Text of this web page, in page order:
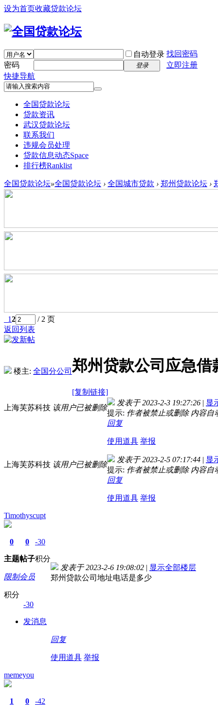
设为首页收藏贷款论坛
自动登录 找回密码
密码
登录
立即注册
快捷导航
全国贷款论坛
贷款资讯
武汉贷款论坛
联系我们
违规会员处理
贷款信息动态Space
排行榜Ranklist
全国贷款论坛»全国贷款论坛 › 全国城市贷款 › 郑州贷款论坛 ›
12
/ 2 页
返回列表
楼主: 全国分公司 郑州贷款公司应急
[复制链接]
上海芙苏科技 该用户已被删除
发表于 2023-2-3 19:27:26 | 显
提示: 作者被禁止或删除 内容自
回复
使用道具 举报
上海芙苏科技 该用户已被删除
发表于 2023-2-5 07:17:44 | 显
提示: 作者被禁止或删除 内容自
回复
使用道具 举报
Timothyscupt
0
主题
0
帖子
-30
积分
限制会员
积分
-30
发消息
发表于 2023-2-6 19:08:02 | 显示全部楼层
郑州贷款公司地址电话是多少
回复
使用道具 举报
memeyou
1 0 -42